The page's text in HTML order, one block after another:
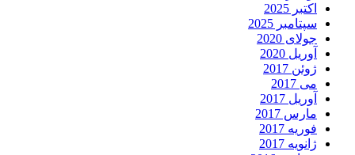
اکتبر 2025
سپتامبر 2025
جولای 2020
آوریل 2020
ژوئن 2017
می 2017
آوریل 2017
مارس 2017
فوریه 2017
ژانویه 2017